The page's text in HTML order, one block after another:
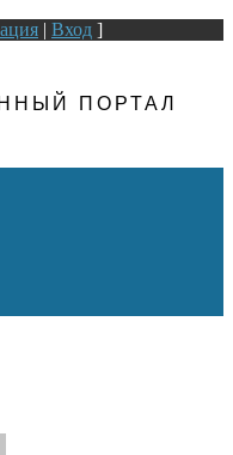
| Вход ]
ПОРТАЛ